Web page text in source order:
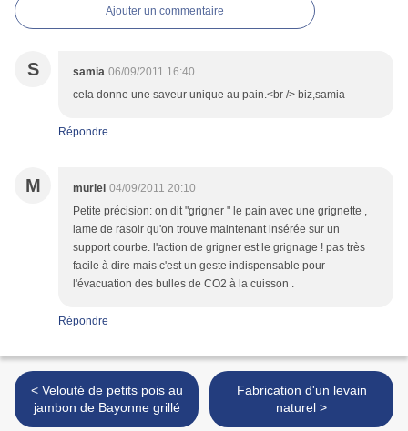
Ajouter un commentaire
S samia 06/09/2011 16:40
cela donne une saveur unique au pain.<br /> biz,samia
Répondre
M muriel 04/09/2011 20:10
Petite précision: on dit "grigner " le pain avec une grignette ,
lame de rasoir qu'on trouve maintenant insérée sur un
support courbe. l'action de grigner est le grignage ! pas très
facile à dire mais c'est un geste indispensable pour
l'évacuation des bulles de CO2 à la cuisson .
Répondre
< Velouté de petits pois au
jambon de Bayonne grillé
Fabrication d'un levain
naturel >